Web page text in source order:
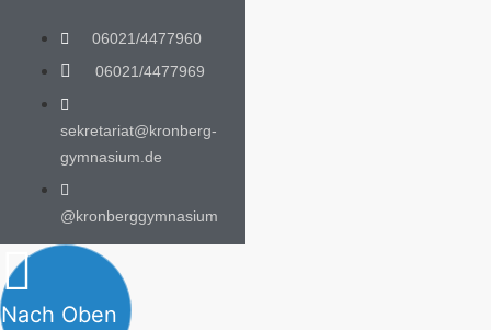
06021/4477960
06021/4477969
sekretariat@kronberg-
gymnasium.de
@kronberggymnasium
Nach Oben